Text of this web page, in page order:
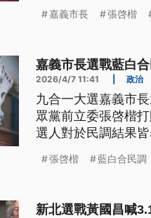
嘉義市長 張啓楷
嘉義市長選戰藍白
2026/4/7 11:41 政治
九合一大選嘉義市
眾黨前立委張啓楷
選人對於民調結果
張啓楷 藍白合民調
新北選戰黃國昌喊